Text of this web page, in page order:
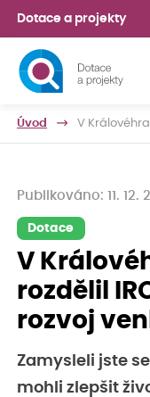
Dotace a projekty
Úvod V
Publikováno: 11. 12.
Dotace
V
rozdělil
rozvoj
Zamysleli jste
mohli zlepšit